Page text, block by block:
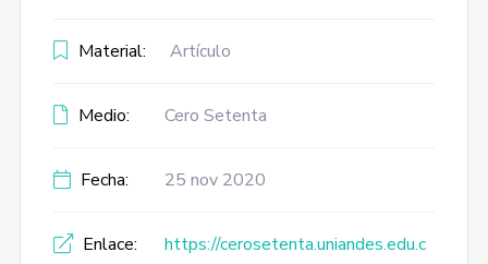
Material: Artículo
Medio: Cero Setenta
Fecha: 25 nov 2020
Enlace:
https://cerosetenta.uniandes.edu.c